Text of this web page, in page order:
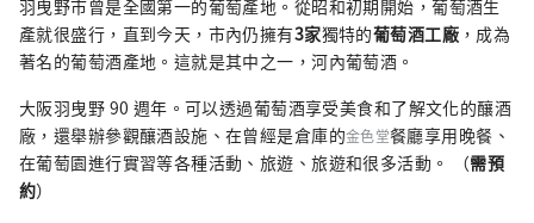
羽曳野市曾是全國第一的葡萄產地。從昭和初期開始，葡萄酒生
產就很盛行，直到今天，市內仍擁有3家獨特的葡萄酒工廠，成為
著名的葡萄酒產地。這就是其中之一，河內葡萄酒。
大阪羽曳野 90 週年。可以透過葡萄酒享受美食和了解文化的釀酒
廠，還舉辦參觀釀酒設施、在曾經是倉庫的金色堂餐廳享用晚餐、
在葡萄園進行實習等各種活動、旅遊、旅遊和很多活動。 （需預
約）